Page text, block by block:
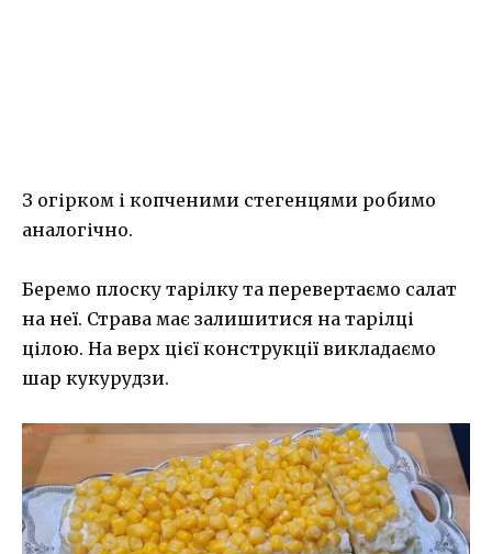
З огірком і копченими стегенцями робимо
аналогічно.
Беремо плоску тарілку та перевертаємо салат
на неї. Страва має залишитися на тарілці
цілою. На верх цієї конструкції викладаємо
шар кукурудзи.